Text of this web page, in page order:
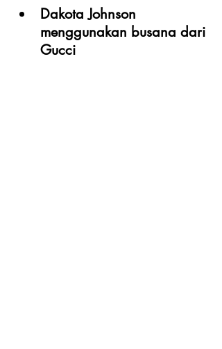
Dakota Johnson
menggunakan busana dari
Gucci